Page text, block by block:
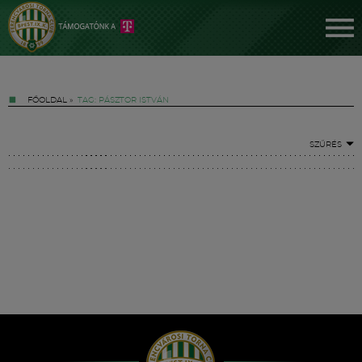
FŐOLDAL » TAG: PÁSZTOR ISTVÁN
SZŰRÉS
Hírek